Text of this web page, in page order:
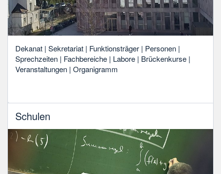
Dekanat | Sekretariat | Funktionsträger | Personen |
Sprechzeiten | Fachbereiche | Labore | Brückenkurse |
Veranstaltungen | Organigramm
Schulen